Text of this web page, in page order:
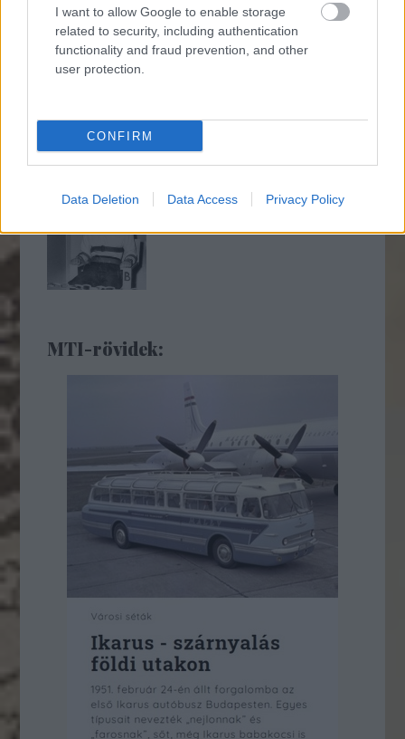
I want to allow Google to enable storage
related to security, including authentication
functionality and fraud prevention, and other
user protection.
CONFIRM
Data Deletion Data Access Privacy Policy
Napi érdekes - 261
MTI-rövidek: